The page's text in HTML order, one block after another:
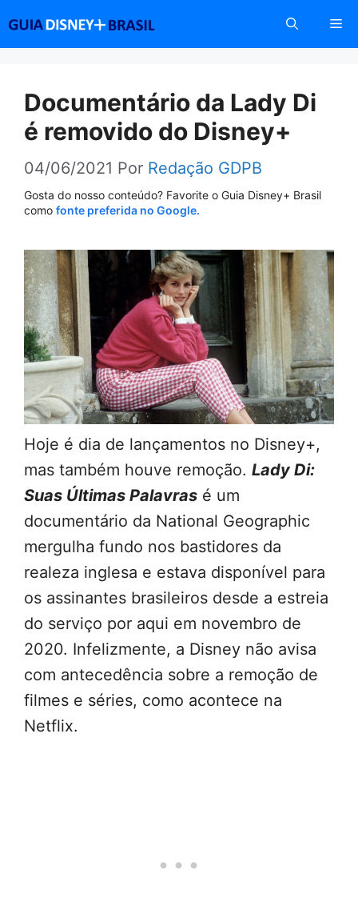
conteúdo
Documentário da Lady Di
é removido do Disney+
04/06/2021 Por Redação GDPB
Gosta do nosso conteúdo? Favorite o Guia Disney+ Brasil
como fonte preferida no Google.
Hoje é dia de lançamentos no Disney+,
mas também houve remoção. Lady Di:
Suas Últimas Palavras é um
documentário da National Geographic
mergulha fundo nos bastidores da
realeza inglesa e estava disponível para
os assinantes brasileiros desde a estreia
do serviço por aqui em novembro de
2020. Infelizmente, a Disney não avisa
com antecedência sobre a remoção de
filmes e séries, como acontece na
Netflix.